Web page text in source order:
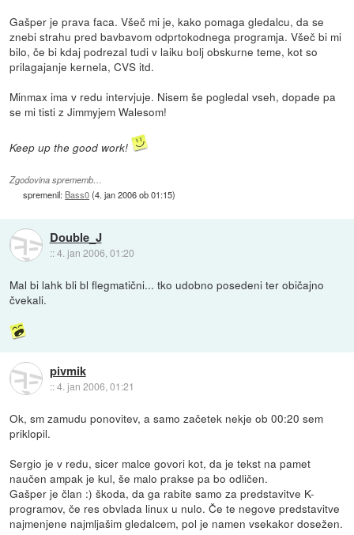
Gašper je prava faca. Všeč mi je, kako pomaga gledalcu, da se
znebi strahu pred bavbavom odprtokodnega programja. Všeč bi mi
bilo, če bi kdaj podrezal tudi v laiku bolj obskurne teme, kot so
prilagajanje kernela, CVS itd.
Minmax ima v redu intervjuje. Nisem še pogledal vseh, dopade pa
se mi tisti z Jimmyjem Walesom!
Keep up the good work!
Zgodovina sprememb…
spremenil: Bass0(4. jan 2006 ob 01:15)
Double_J
::4. jan 2006, 01:20
Mal bi lahk bli bl flegmatični... tko udobno posedeni ter običajno
čvekali.
pivmik
::4. jan 2006, 01:21
Ok, sm zamudu ponovitev, a samo začetek nekje ob 00:20 sem
priklopil.
Sergio je v redu, sicer malce govori kot, da je tekst na pamet
naučen ampak je kul, še malo prakse pa bo odličen.
Gašper je član :) škoda, da ga rabite samo za predstavitve K-
programov, če res obvlada linux u nulo. Če te negove predstavitve
najmenjene najmljašim gledalcem, pol je namen vsekakor dosežen.